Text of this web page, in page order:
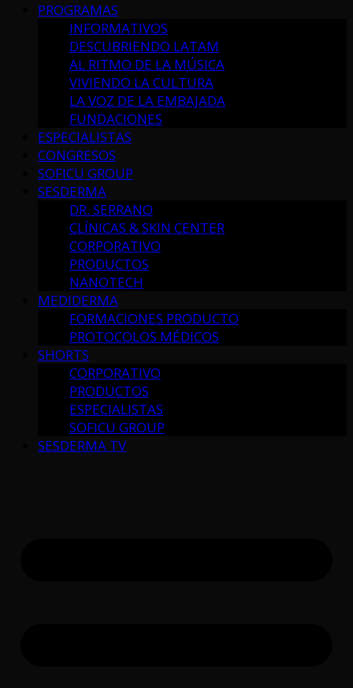
PROGRAMAS
INFORMATIVOS
DESCUBRIENDO LATAM
AL RITMO DE LA MÚSICA
VIVIENDO LA CULTURA
LA VOZ DE LA EMBAJADA
FUNDACIONES
ESPECIALISTAS
CONGRESOS
SOFICU GROUP
SESDERMA
DR. SERRANO
CLÍNICAS & SKIN CENTER
CORPORATIVO
PRODUCTOS
NANOTECH
MEDIDERMA
FORMACIONES PRODUCTO
PROTOCOLOS MÉDICOS
SHORTS
CORPORATIVO
PRODUCTOS
ESPECIALISTAS
SOFICU GROUP
SESDERMA TV